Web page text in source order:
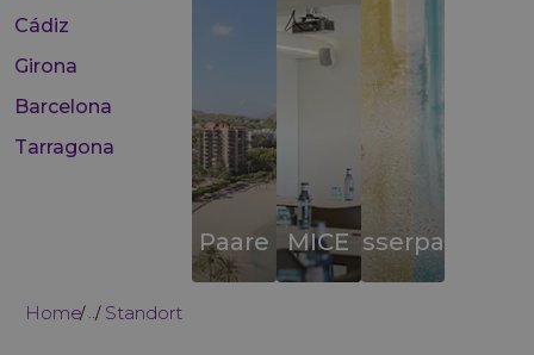
Cádiz
Girona
Barcelona
Tarragona
Paare MICEWasserparks
Home ... Standort